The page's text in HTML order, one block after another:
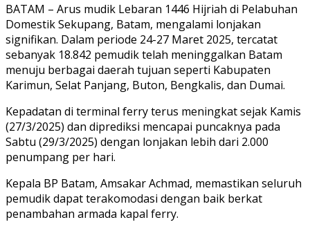
BATAM – Arus mudik Lebaran 1446 Hijriah di Pelabuhan
Domestik Sekupang, Batam, mengalami lonjakan
signifikan. Dalam periode 24-27 Maret 2025, tercatat
sebanyak 18.842 pemudik telah meninggalkan Batam
menuju berbagai daerah tujuan seperti Kabupaten
Karimun, Selat Panjang, Buton, Bengkalis, dan Dumai.
Kepadatan di terminal ferry terus meningkat sejak Kamis
(27/3/2025) dan diprediksi mencapai puncaknya pada
Sabtu (29/3/2025) dengan lonjakan lebih dari 2.000
penumpang per hari.
Kepala BP Batam, Amsakar Achmad, memastikan seluruh
pemudik dapat terakomodasi dengan baik berkat
penambahan armada kapal ferry.